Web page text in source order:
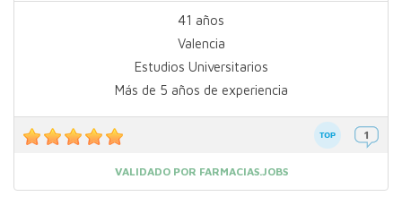
41 años
Valencia
Estudios Universitarios
Más de 5 años de experiencia
VALIDADO POR FARMACIAS.JOBS